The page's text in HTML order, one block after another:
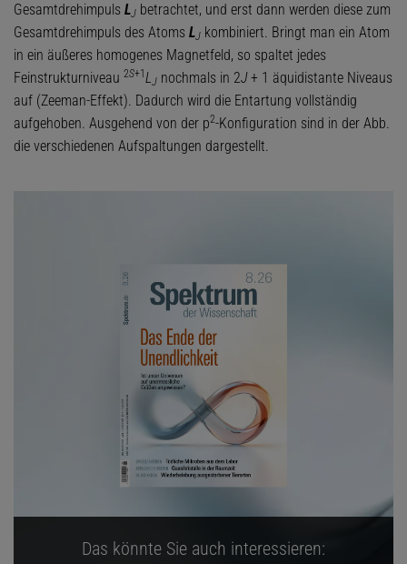
Gesamtdrehimpuls LJ betrachtet, und erst dann werden diese zum
Gesamtdrehimpuls des Atoms LJ kombiniert. Bringt man ein Atom
in ein äußeres homogenes Magnetfeld, so spaltet jedes
Feinstrukturniveau 2S+1 LJ nochmals in 2J+ 1 äquidistante Niveaus
auf (Zeeman-Effekt). Dadurch wird die Entartung vollständig
aufgehoben. Ausgehend von der p2-Konfiguration sind in der Abb.
die verschiedenen Aufspaltungen dargestellt.
Das könnte Sie auch interessieren: